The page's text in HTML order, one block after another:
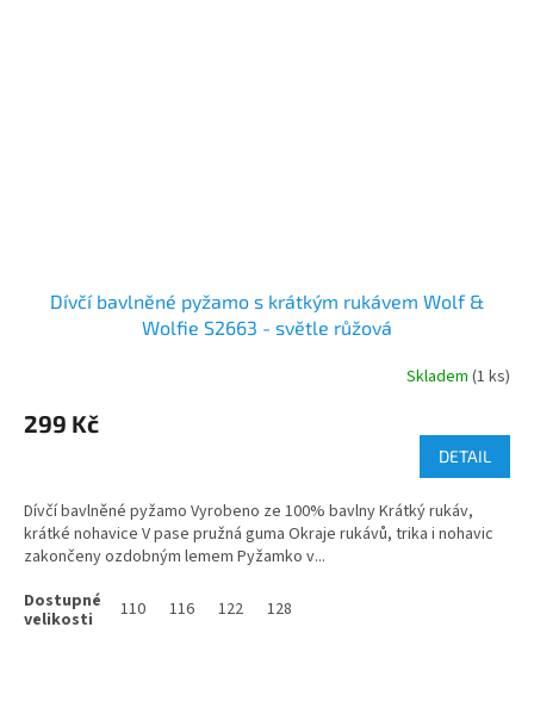
Dívčí bavlněné pyžamo s krátkým rukávem Wolf &
Wolfie S2663 - světle růžová
Skladem (1 ks)
299 Kč
DETAIL
Dívčí bavlněné pyžamo Vyrobeno ze 100% bavlny Krátký rukáv,
krátké nohavice V pase pružná guma Okraje rukávů, trika i nohavic
zakončeny ozdobným lemem Pyžamko v...
110 116 122 128